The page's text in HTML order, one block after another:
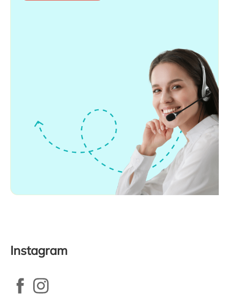
Instagram